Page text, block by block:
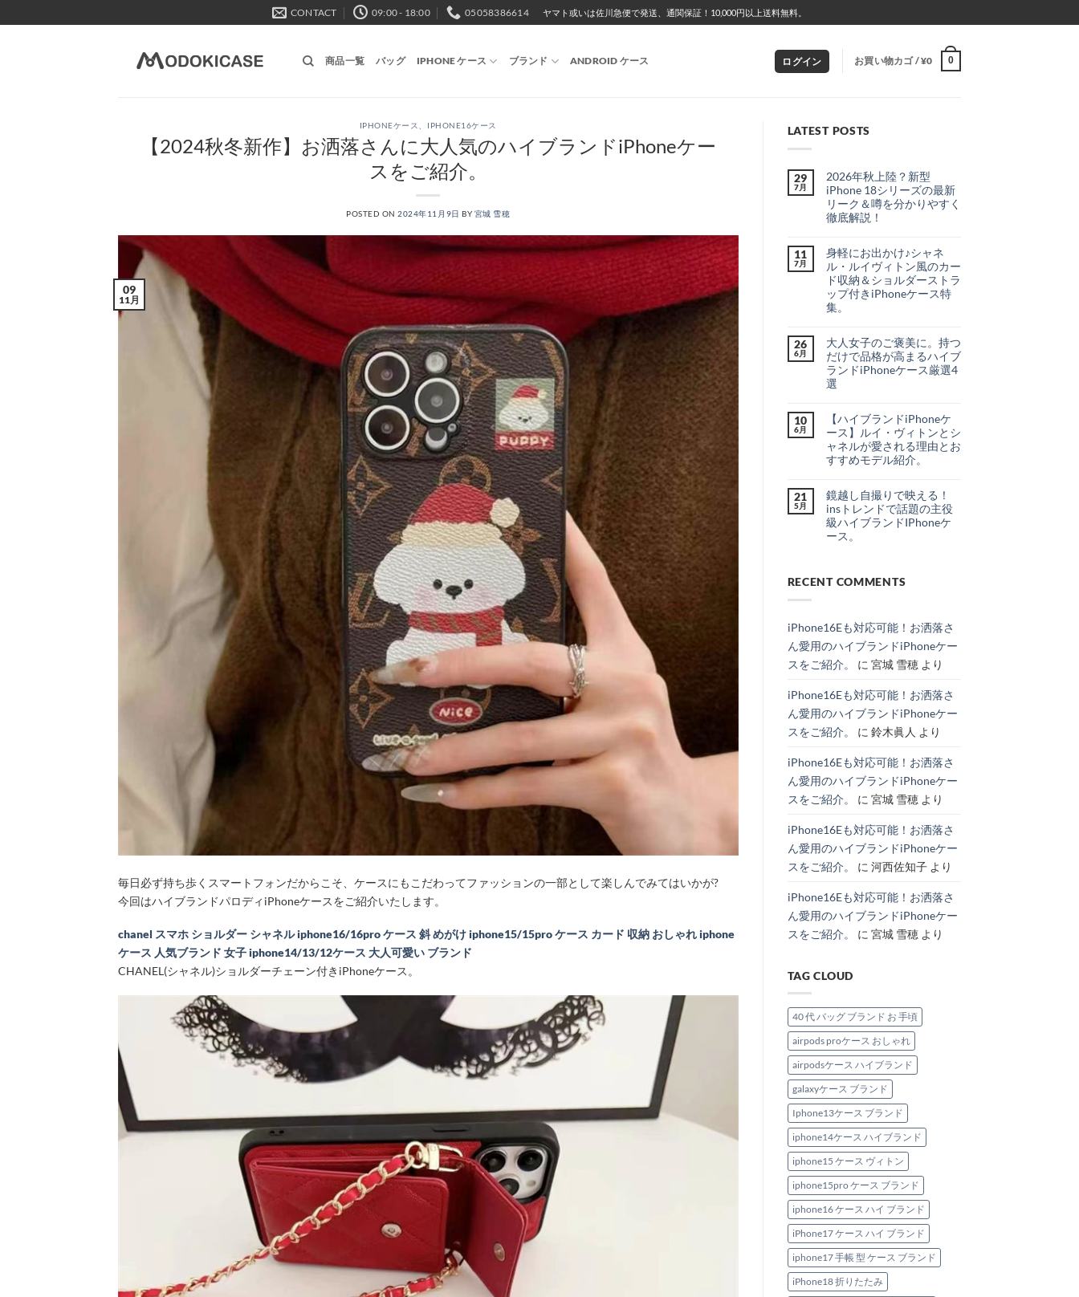
to
CONTACT 09:00 - 18:00 05058386614 ヤマト或いは佐川急便で発送、通関保証！10,000円以上送料無料。
商品一覧 バッグ IPHONE ケース ブランド ANDROID ケース ログイン お買い物カゴ /¥0 0
IPHONEケース IPHONE16ケース
【2024秋冬新作】お洒落さんに大人気のハイブランドiPhoneケー
スをご紹介。
POSTED ON2024年11月9日 BY 宮城 雪穂
09
11月
毎日必ず持ち歩くスマートフォンだからこそ、ケースにもこだわってファッションの一部として楽しんでみてはいかが?
今回はハイブランドパロディiPhoneケースをご紹介いたします。
chanel スマホ ショルダー シャネル iphone16/16pro ケース 斜 めがけ iphone15/15pro ケース カード 収納 おしゃれ iphone
ケース 人気ブランド 女子 iphone14/13/12ケース 大人可愛い ブランド
CHANEL(シャネル)ショルダーチェーン付きiPhoneケース。
LATEST POSTS
29
7月
2026年秋上陸？新型
iPhone 18シリーズの最新
リーク＆噂を分かりやすく
徹底解説！
秋
上
陸？
新
iPhone
18
ー
ズ
の
最
新
リ
を
分
か
り
く
徹
底
解
説！
へ
ン
ト
は
ま
だ
あ
り
ん
11
7月
身軽にお出かけ♪シャネ
ル・ルイヴィトン風のカー
ド収納＆ショルダーストラ
ップ付きiPhoneケース特
集。
に
お
出
か
け
♪
ル・
イ
ヴ
ィ
風
の
カ
ー
ド
ョ
ト
ッ
プ
付
ケ
ス
特
集。
ン
ト
は
ま
だ
あ
26
6月
大人女子のご褒美に。持つ
だけで品格が高まるハイブ
ランドiPhoneケース厳選4
選
の
ご
褒
美
つ
だ
け
で
る
ン
iPhone
ケ
ー
選
選
へ
の
ト
ま
だ
あ
せ
ん
10
6月
【ハイブランドiPhoneケ
ース】ルイ・ヴィトンとシ
ャネルが愛される理由とお
すすめモデル紹介。
ブ
ラ
ン
ド
iPhone
イ・
と
ャ
ル
さ
る
由
す
め
デ
介。
の
ン
ト
は
ま
ん
21
5月
鏡越し自撮りで映える！
insトレンドで話題の主役
級ハイブランドIPhoneケ
ース。
自
撮
え
ins
レ
で
題
主
ハ
ブ
ン
ケ
ス。
の
ト
り
せ
RECENT COMMENTS
iPhone16Eも対応可能！お洒落さ
ん愛用のハイブランドiPhoneケー
スをご紹介。
に 宮城 雪穂より
iPhone16Eも対応可能！お洒落さ
ん愛用のハイブランドiPhoneケー
スをご紹介。
に 鈴木眞人 より
iPhone16Eも対応可能！お洒落さ
ん愛用のハイブランドiPhoneケー
スをご紹介。
に 宮城 雪穂より
iPhone16Eも対応可能！お洒落さ
ん愛用のハイブランドiPhoneケー
スをご紹介。
に 河西佐知子より
iPhone16Eも対応可能！お洒落さ
ん愛用のハイブランドiPhoneケー
スをご紹介。
に 宮城 雪穂より
TAG CLOUD
40 代 バッグ ブランド お 手頃
airpods proケース おしゃれ
airpodsケース ハイブランド
galaxyケース ブランド
Iphone13ケース ブランド
iphone14ケース ハイブランド
iphone15 ケース ヴィトン
iphone15pro ケース ブランド
iphone16 ケース ハイ ブランド
iPhone17 ケース ハイ ブランド
iphone17 手帳 型 ケース ブランド
iPhone18 折りたたみ